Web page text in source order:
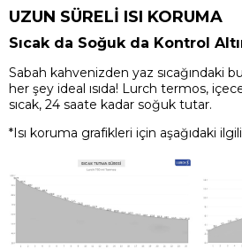
UZUN SÜRELİ ISI KORUMA
Sıcak da Soğuk da Kontrol
Sabah kahvenizden yaz sıcağındaki
her şey ideal ısıda! Lurch termos,
sıcak, 24 saate kadar soğuk tutar.
*Isı koruma grafikleri için aşağıdaki